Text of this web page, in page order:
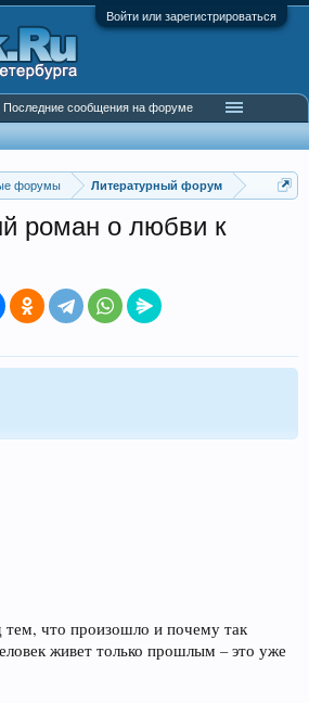
Войти или зарегистрироваться
форумы Литературный форум
роман о любви к
что произошло и почему так
живет только прошлым – это уже
Последние сообщения на форуме